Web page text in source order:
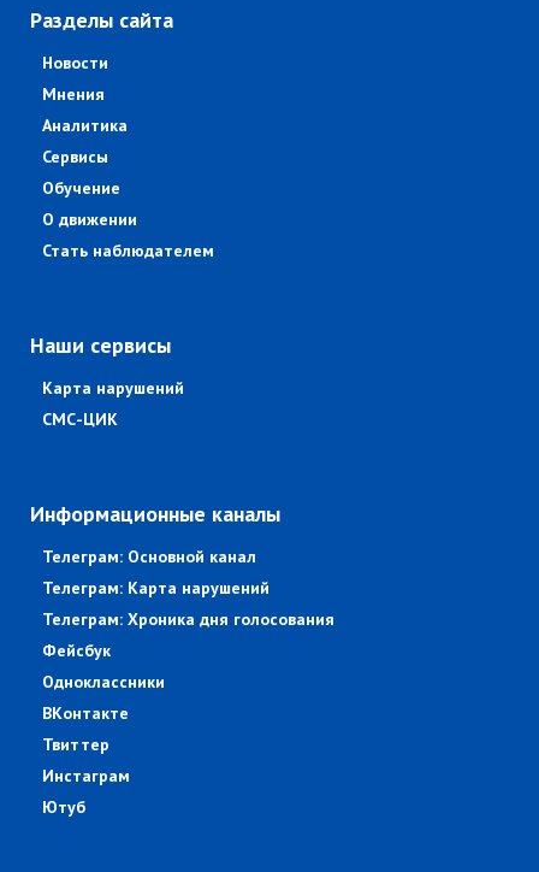
Разделы сайта
Новости
Мнения
Аналитика
Сервисы
Обучение
О движении
Стать наблюдателем
Наши сервисы
Карта нарушений
СМС-ЦИК
Информационные каналы
Телеграм: Основной канал
Телеграм: Карта нарушений
Телеграм: Хроника дня голосования
Фейсбук
Одноклассники
ВКонтакте
Твиттер
Инстаграм
Ютуб